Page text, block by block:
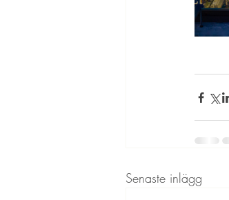
Senaste inlägg